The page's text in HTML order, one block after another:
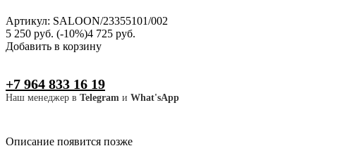
Артикул: SALOON/23355101/002
5 250 руб. (-10%)4 725 руб.
Добавить в корзину
+7 964 833 16 19
Наш менеджер в Telegram и What'sApp
Описание появится позже